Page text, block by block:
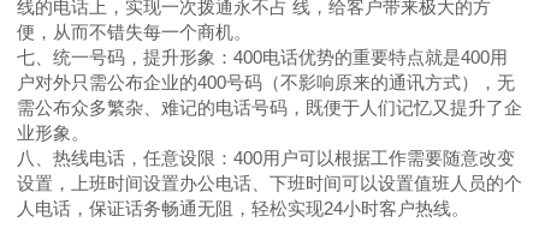
线的电话上，实现一次拨通永不占 线，给客户带来极大的方
便，从而不错失每一个商机。
七、统一号码，提升形象：400电话优势的重要特点就是400用
户对外只需公布企业的400号码（不影响原来的通讯方式），无
需公布众多繁杂、难记的电话号码，既便于人们记忆又提升了企
业形象。
八、热线电话，任意设限：400用户可以根据工作需要随意改变
设置，上班时间设置办公电话、下班时间可以设置值班人员的个
人电话，保证话务畅通无阻，轻松实现24小时客户热线。